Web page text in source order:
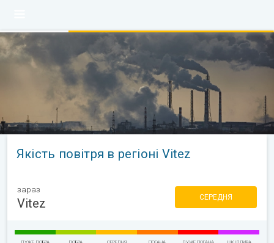
Якість повітря в регіоні Vitez
зараз
Vitez СЕРЕДНЯ